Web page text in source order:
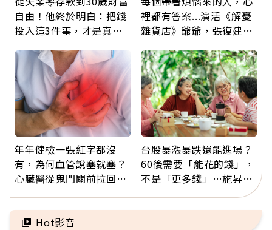
自由！他終於明白：把錢
投入這3件事，才是真正
裡都有答案...演活《解憂
雜貨店》爺爺，張復建：
善待自己
年年健檢一張紅字都沒
有，為何血管說塞就塞？
心臟醫從鬼門關前拉回病
字
台股暴漲暴跌還能進場？
60後需要「能花的錢」，
不是「更多錢」…施昇
輝：退休族最適合這種股
票
Hot影音